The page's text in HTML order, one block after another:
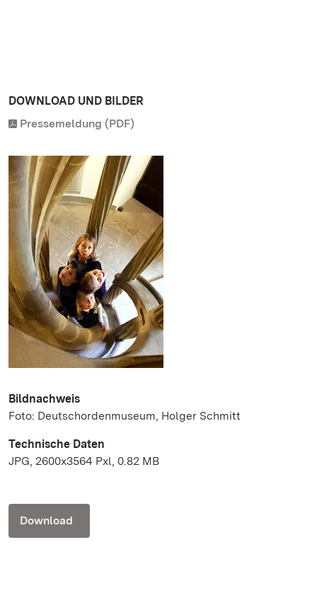
DOWNLOAD UND BILDER
Pressemeldung (PDF)
Bildnachweis
Foto: Deutschordenmuseum, Holger Schmitt
Technische Daten
JPG, 2600x3564 Pxl, 0.82 MB
Download